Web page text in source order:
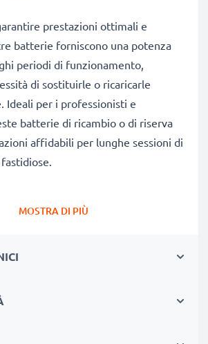
prestazioni ottimali e
batterie forniscono una potenza
periodi di funzionamento,
di sostituirle o ricaricarle
Ideali per i professionisti e
batterie di ricambio o di riserva
affidabili per lunghe sessioni di
Avant, Vivitar & altri modelli.
di modelli compatibili.
MOSTRA DI PIÙ